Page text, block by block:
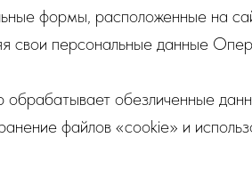
формы, расположенные на
свои персональные данные
обезличенные
файлов «cookie» и